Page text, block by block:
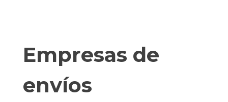
Empresas de
envíos